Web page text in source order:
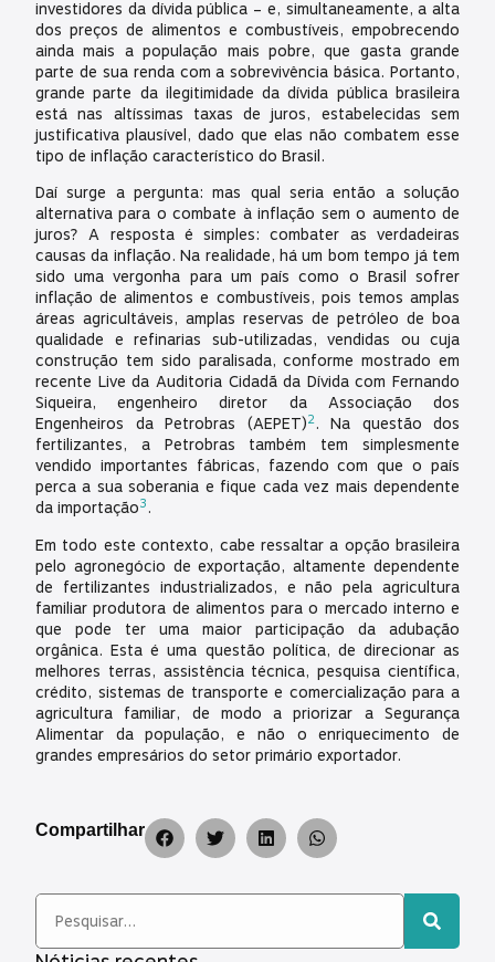
investidores da dívida pública – e, simultaneamente, a alta
dos preços de alimentos e combustíveis, empobrecendo
ainda mais a população mais pobre, que gasta grande
parte de sua renda com a sobrevivência básica. Portanto,
grande parte da ilegitimidade da dívida pública brasileira
está nas altíssimas taxas de juros, estabelecidas sem
justificativa plausível, dado que elas não combatem esse
tipo de inflação característico do Brasil.
Daí surge a pergunta: mas qual seria então a solução
alternativa para o combate à inflação sem o aumento de
juros? A resposta é simples: combater as verdadeiras
causas da inflação. Na realidade, há um bom tempo já tem
sido uma vergonha para um país como o Brasil sofrer
inflação de alimentos e combustíveis, pois temos amplas
áreas agricultáveis, amplas reservas de petróleo de boa
qualidade e refinarias sub-utilizadas, vendidas ou cuja
construção tem sido paralisada, conforme mostrado em
recente Live da Auditoria Cidadã da Dívida com Fernando
Siqueira, engenheiro diretor da Associação dos
Engenheiros da Petrobras (AEPET)2. Na questão dos
fertilizantes, a Petrobras também tem simplesmente
vendido importantes fábricas, fazendo com que o país
perca a sua soberania e fique cada vez mais dependente
da importação3.
Em todo este contexto, cabe ressaltar a opção brasileira
pelo agronegócio de exportação, altamente dependente
de fertilizantes industrializados, e não pela agricultura
familiar produtora de alimentos para o mercado interno e
que pode ter uma maior participação da adubação
orgânica. Esta é uma questão política, de direcionar as
melhores terras, assistência técnica, pesquisa científica,
crédito, sistemas de transporte e comercialização para a
agricultura familiar, de modo a priorizar a Segurança
Alimentar da população, e não o enriquecimento de
grandes empresários do setor primário exportador.
Compartilhar